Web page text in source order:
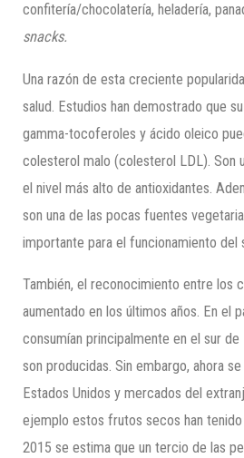
confitería/chocolatería, heladería,
snacks.
Una razón de esta creciente
salud. Estudios han demostrado que
gamma-tocoferoles y ácido oleico
colesterol malo (colesterol LDL). Son
el nivel más alto de antioxidantes.
son una de las pocas fuentes
importante para el funcionamiento del
También, el reconocimiento entre los
aumentado en los últimos años. En el
consumían principalmente en el sur
son producidas. Sin embargo, ahora
Estados Unidos y mercados del
ejemplo estos frutos secos han tenido
2015 se estima que un tercio de las